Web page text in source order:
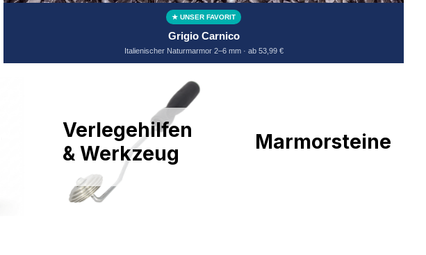
★ UNSER FAVORIT
Grigio Carnico
Italienischer Naturmarmor 2–6 mm · ab 53,99 €
Verlegehilfen
& Werkzeug
Marmorsteine